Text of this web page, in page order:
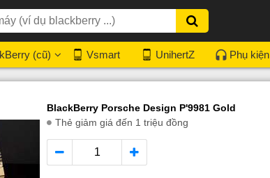
(cũ) Vsmart UnihertZ Phụ kiện
BlackBerry Porsche Design P'9981 Gold
Thẻ giảm giá đến 1 triệu đồng